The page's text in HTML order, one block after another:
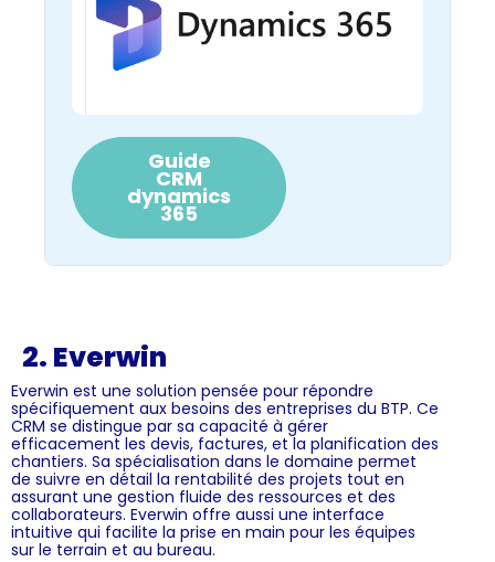
Guide
CRM
dynamics
365
2. Everwin
Everwin est une solution pensée pour répondre
spécifiquement aux besoins des entreprises du BTP. Ce
CRM se distingue par sa capacité à gérer
efficacement les devis, factures, et la planification des
chantiers. Sa spécialisation dans le domaine permet
de suivre en détail la rentabilité des projets tout en
assurant une gestion fluide des ressources et des
collaborateurs. Everwin offre aussi une interface
intuitive qui facilite la prise en main pour les équipes
sur le terrain et au bureau.